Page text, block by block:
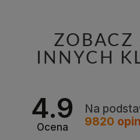
ZOBACZ
INNYCH
4.9
Ocena
Na
9820